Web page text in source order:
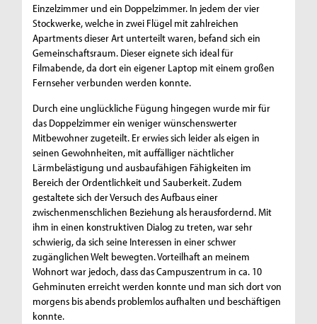
Einzelzimmer und ein Doppelzimmer. In jedem der vier
Stockwerke, welche in zwei Flügel mit zahlreichen
Apartments dieser Art unterteilt waren, befand sich ein
Gemeinschaftsraum. Dieser eignete sich ideal für
Filmabende, da dort ein eigener Laptop mit einem großen
Fernseher verbunden werden konnte.
Durch eine unglückliche Fügung hingegen wurde mir für
das Doppelzimmer ein weniger wünschenswerter
Mitbewohner zugeteilt. Er erwies sich leider als eigen in
seinen Gewohnheiten, mit auffälliger nächtlicher
Lärmbelästigung und ausbaufähigen Fähigkeiten im
Bereich der Ordentlichkeit und Sauberkeit. Zudem
gestaltete sich der Versuch des Aufbaus einer
zwischenmenschlichen Beziehung als herausfordernd. Mit
ihm in einen konstruktiven Dialog zu treten, war sehr
schwierig, da sich seine Interessen in einer schwer
zugänglichen Welt bewegten. Vorteilhaft an meinem
Wohnort war jedoch, dass das Campuszentrum in ca. 10
Gehminuten erreicht werden konnte und man sich dort von
morgens bis abends problemlos aufhalten und beschäftigen
konnte.